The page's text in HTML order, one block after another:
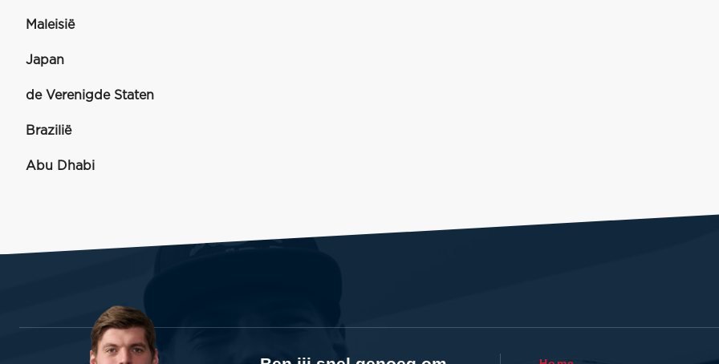
Maleisië
Japan
de Verenigde Staten
Brazilië
Abu Dhabi